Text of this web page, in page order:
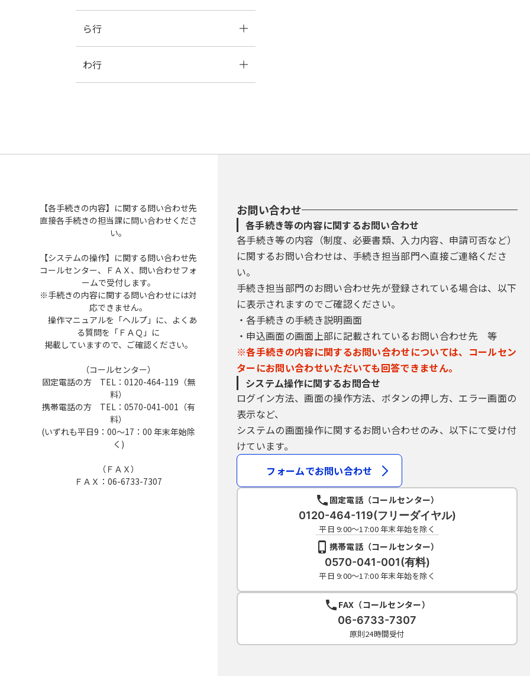
や
ら行
ら
わ行
【各手続きの内容】に関する問い合わせ先
直接各手続きの担当課に問い合わせくださ
い。
【システムの操作】に関する問い合わせ先
コールセンター、ＦＡＸ、問い合わせフォ
ームで受付します。
※手続きの内容に関する問い合わせには対
応できません。
操作マニュアルを「ヘルプ」に、よくあ
る質問を「ＦＡＱ」に
掲載していますので、ご確認ください。
（コールセンター）
固定電話の方 TEL：0120-464-119（無
料）
携帯電話の方 TEL：0570-041-001（有
料）
(いずれも平日9：00～17：00 年末年始除
く)
（ＦＡＸ）
ＦＡＸ：06-6733-7307
お問い合わせ
各手続き等の内容に関するお問い合わせ
各手続き等の内容（制度、必要書類、入力内容、申請可否など）
に関するお問い合わせは、手続き担当部門へ直接ご連絡くださ
い。
手続き担当部門のお問い合わせ先が登録されている場合は、以下
に表示されますのでご確認ください。
・各手続きの手続き説明画面
・申込画面の画面上部に記載されているお問い合わせ先 等
※各手続きの内容に関するお問い合わせについては、コールセン
ターにお問い合わせいただいても回答できません。
システム操作に関するお問合せ
ログイン方法、画面の操作方法、ボタンの押し方、エラー画面の
表示など、
システムの画面操作に関するお問い合わせのみ、以下にて受け付
けています。
フォームでお問い合わせ
固定電話（コールセンター）
0120-464-119(フリーダイヤル)
平日 9:00～17:00 年末年始を除く
携帯電話（コールセンター）
0570-041-001(有料)
平日 9:00～17:00 年末年始を除く
FAX（コールセンター）
06-6733-7307
原則24時間受付